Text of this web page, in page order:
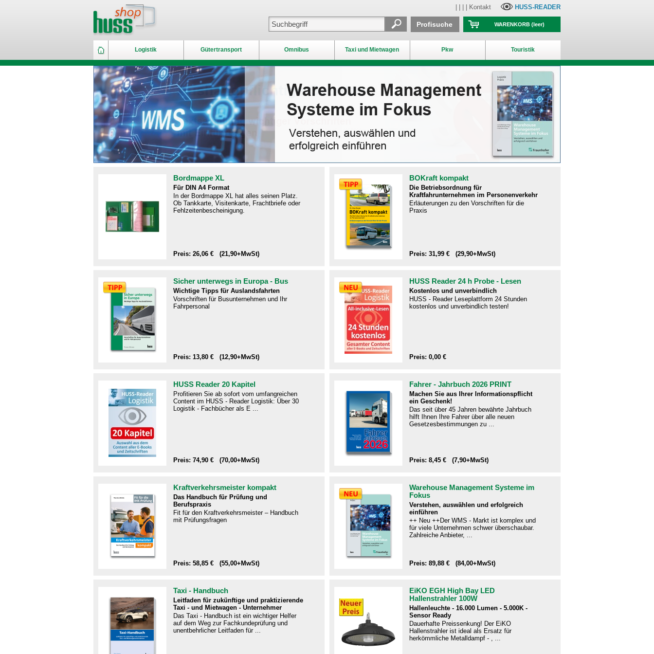
Logistik Gütertransport Omnibus Taxi und Mietwagen Pkw Touristik
Kontakt HUSS-READER
WARENKORB(leer)
Profisuche
Bordmappe XL
Für DIN A4 Format
In der Bordmappe XL hat alles seinen Platz.
Ob Tankkarte, Visitenkarte, Frachtbriefe oder
Fehlzeitenbescheinigung.
Preis: 26,06 € (21,90+MwSt)
BOKraft kompakt
Die Betriebsordnung für
Kraftfahrunternehmen im Personenverkehr
Erläuterungen zu den Vorschriften für die
Praxis​
Preis: 31,99 € (29,90+MwSt)
Sicher unterwegs in Europa - Bus
Wichtige Tipps für Auslandsfahrten
Vorschriften für Busunternehmen und Ihr
Fahrpersonal
Preis: 13,80 € (12,90+MwSt)
HUSS Reader 24 h Probe - Lesen
Kostenlos und unverbindlich
HUSS - Reader Leseplattform 24 Stunden
kostenlos und unverbindlich testen!
Preis: 0,00 €
HUSS Reader 20 Kapitel
Profitieren Sie ab sofort vom umfangreichen
Content im HUSS - Reader Logistik: Über 30
Logistik - Fachbücher als E ...
Preis: 74,90 € (70,00+MwSt)
Fahrer - Jahrbuch 2026 PRINT
Machen Sie aus Ihrer Informationspflicht
ein Geschenk!
Das seit über 45 Jahren bewährte Jahrbuch
hilft Ihnen Ihre Fahrer über alle neuen
Gesetzesbestimmungen zu ...
Preis: 8,45 € (7,90+MwSt)
Kraftverkehrsmeister kompakt
Das Handbuch für Prüfung und
Berufspraxis
Fit für den Kraftverkehrsmeister – Handbuch
mit Prüfungsfragen​
Preis: 58,85 € (55,00+MwSt)
Warehouse Management Systeme im
Fokus
Verstehen, auswählen und erfolgreich
einführen
++ Neu ++Der WMS - Markt ist komplex und
für viele Unternehmen schwer überschaubar.
Zahlreiche Anbieter, ...
Preis: 89,88 € (84,00+MwSt)
Taxi - Handbuch
Leitfaden für zukünftige und praktizierende
Taxi - und Mietwagen - Unternehmer
Das Taxi - Handbuch ist ein wichtiger Helfer
auf dem Weg zur Fachkundeprüfung und
unentbehrlicher Leitfaden für ...
EiKO EGH High Bay LED
Hallenstrahler 100W
Hallenleuchte - 16.000 Lumen - 5.000K -
Sensor Ready
Dauerhafte Preissenkung! Der EiKO
Hallenstrahler ist ideal als Ersatz für
herkömmliche Metalldampf - , ...